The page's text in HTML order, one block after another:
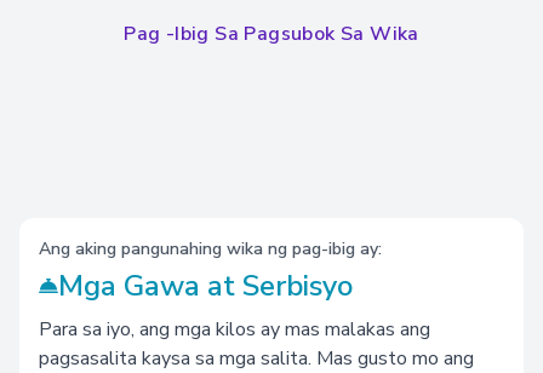
Pag -ibig Sa Pagsubok Sa Wika
Ang aking pangunahing wika ng pag-ibig ay:
Mga Gawa at Serbisyo
Para sa iyo, ang mga kilos ay mas malakas ang
pagsasalita kaysa sa mga salita. Mas gusto mo ang